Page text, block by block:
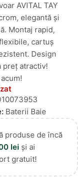
AVITAL TAY
elegantă și
Montaj rapid,
cartuș
Design
preț atractiv!
Baterii Baie
produse de încă
lei și ai
gratuit!